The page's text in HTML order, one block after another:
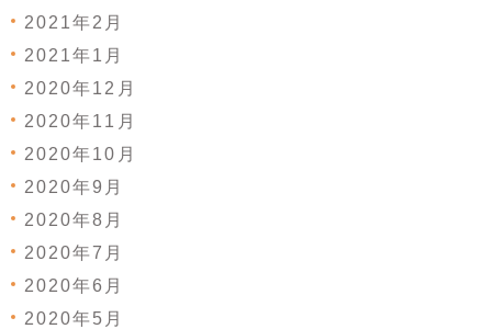
2021年2月
2021年1月
2020年12月
2020年11月
2020年10月
2020年9月
2020年8月
2020年7月
2020年6月
2020年5月